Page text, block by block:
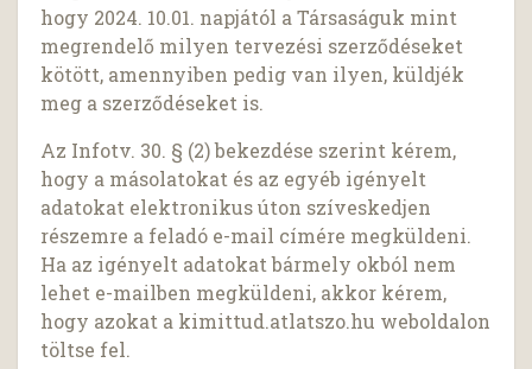
hogy 2024. 10.01. napjától a Társaságuk mint
megrendelő milyen tervezési szerződéseket
kötött, amennyiben pedig van ilyen, küldjék
meg a szerződéseket is.
Az Infotv. 30. § (2) bekezdése szerint kérem,
hogy a másolatokat és az egyéb igényelt
adatokat elektronikus úton szíveskedjen
részemre a feladó e-mail címére megküldeni.
Ha az igényelt adatokat bármely okból nem
lehet e-mailben megküldeni, akkor kérem,
hogy azokat a kimittud.atlatszo.hu weboldalon
töltse fel.